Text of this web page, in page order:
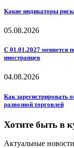
Какие индикаторы
05.08.2026
С 01.01.2027 меняется
иностранцев
04.08.2026
Как
развозной торговлей
Хотите быть в
Актуальные